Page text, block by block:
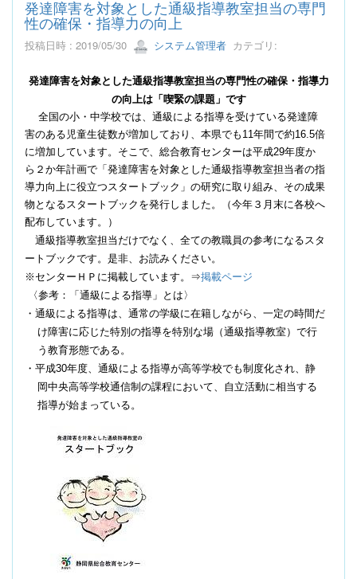
発達障害を対象とした通級指導教室担当の専門
性の確保・指導力の向上
投稿日時 : 2019/05/30 システム管理者 カテゴリ:
発達障害を対象とした通級指導教室担当の専門性の確保・指導力
の向上は「喫緊の課題」です
全国の小・中学校では、通級による指導を受けている発達障
害のある児童生徒数が増加しており、本県でも 11 年間で約16.5倍
に増加しています。そこで、総合教育センターは平成29年度か
ら２か年計画で「発達障害を対象とした通級指導教室担当者の指
導力向上に役立つスタートブック」の研究に取り組み、その成果
物となるスタートブックを発行しました。（今年３月末に各校へ
配布しています。）
通級指導教室担当だけでなく、全ての教職員の参考になるスタ
ートブックです。是非、お読みください。
※センターＨＰに掲載しています。⇒掲載ページ
〈参考：「通級による指導」とは〉
・通級による指導は、通常の学級に在籍しながら、一定の時間だ
け障害に応じた特別の指導を特別な場（通級指導教室）で行
う教育形態である。
・平成30年度、通級による指導が高等学校でも制度化され、静
岡中央高等学校通信制の課程において、自立活動に相当する
指導が始まっている。